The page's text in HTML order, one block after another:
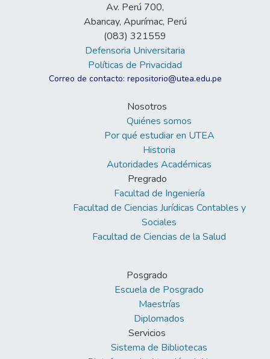
Av. Perú 700,
Abancay, Apurímac, Perú
(083) 321559
Defensoria Universitaria
Políticas de Privacidad
Correo de contacto: repositorio@utea.edu.pe
Nosotros
Quiénes somos
Por qué estudiar en UTEA
Historia
Autoridades Académicas
Pregrado
Facultad de Ingeniería
Facultad de Ciencias Jurídicas Contables y
Sociales
Facultad de Ciencias de la Salud
Posgrado
Escuela de Posgrado
Maestrías
Diplomados
Servicios
Sistema de Bibliotecas